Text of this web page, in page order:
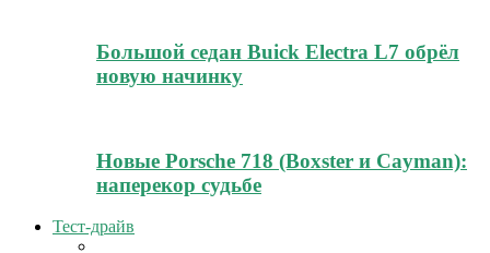
Большой седан Buick Electra L7 обрёл
новую начинку
Новые Porsche 718 (Boxster и Cayman):
наперекор судьбе
Тест-драйв